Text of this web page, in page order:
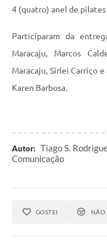
4 (quatro) anel de
Participaram da
Maracaju, Marcos
Maracaju, Sirlei Carriço
Karen Barbosa.
Autor: Tiago S.
Comunicação
GOSTEI NÃO